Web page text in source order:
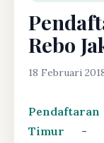
Rebo
18 Februari
Timur -